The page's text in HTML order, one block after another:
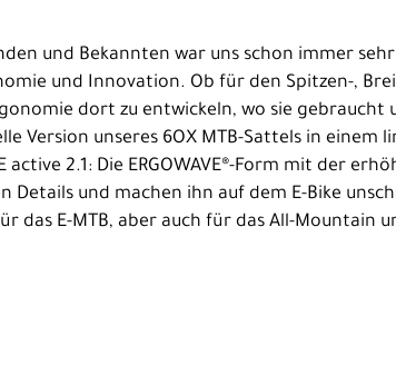
und Bekannten war uns schon immer
und Innovation. Ob für den Spitzen-,
dort zu entwickeln, wo sie gebraucht
Version unseres 6OX MTB-Sattels in
active 2.1: Die ERGOWAVE®-Form mit der
Details und machen ihn auf dem E-Bike
das E-MTB, aber auch für das All-Mountain